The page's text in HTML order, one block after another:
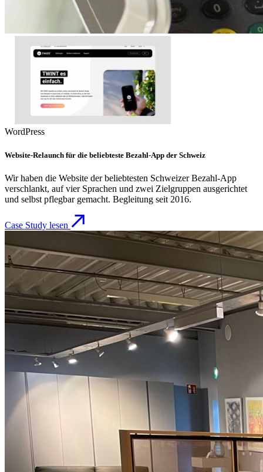
WordPress
Website-Relaunch für die beliebteste Bezahl-App der Schweiz
Wir haben die Website der beliebtesten Schweizer Bezahl-App
verschlankt, auf vier Sprachen und zwei Zielgruppen ausgerichtet
und selbst pflegbar gemacht. Begleitung seit 2016.
Case Study lesen